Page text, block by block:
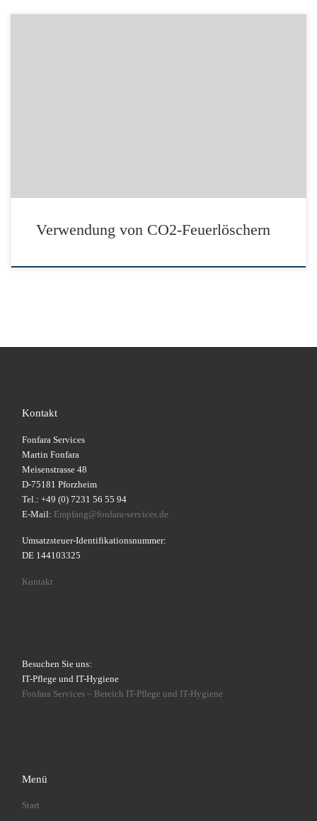
Verwendung von CO2-Feuerlöschern
Kontakt
Fonfara Services
Martin Fonfara
Meisenstrasse 48
D-75181 Pforzheim
Tel.: +49 (0) 7231 56 55 94
E-Mail: Empfang@fonfara-services.de
Umsatzsteuer-Identifikationsnummer:
DE 144103325
Kontakt
Besuchen Sie uns:
IT-Pflege und IT-Hygiene
Fonfara Services – Bereich IT-Pflege und IT-Hygiene
Menü
Start